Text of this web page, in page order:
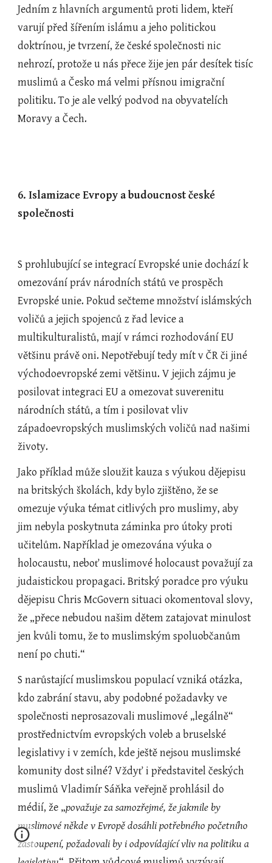
Jedním z hlavních argumentů proti lidem, kteří
varují před šířením islámu a jeho politickou
doktrínou, je tvrzení, že české společnosti nic
nehrozí, protože u nás přece žije jen pár desítek tisíc
muslimů a Česko má velmi přísnou imigrační
politiku. To je ale velký podvod na obyvatelích
Moravy a Čech.
6. Islamizace Evropy a budoucnost české
společnosti
S prohlubující se integrací Evropské unie dochází k
omezování práv národních států ve prospěch
Evropské unie. Pokud sečteme množství islámských
voličů a jejich spojenců z řad levice a
multikulturalistů, mají v rámci rozhodování EU
většinu právě oni. Nepotřebují tedy mít v ČR či jiné
východoevropské zemi většinu. V jejich zájmu je
posilovat integraci EU a omezovat suverenitu
národních států, a tím i posilovat vliv
západoevropských muslimských voličů nad našimi
životy.
Jako příklad může sloužit kauza s výukou dějepisu
na britských školách, kdy bylo zjištěno, že se
omezuje výuka témat citlivých pro muslimy, aby
jim nebyla poskytnuta záminka pro útoky proti
učitelům. Například je omezována výuka o
holocaustu, neboť muslimové holocaust považují za
judaistickou propagaci. Britský poradce pro výuku
dějepisu Chris McGovern situaci okomentoval slovy,
že „přece nebudou našim dětem zatajovat minulost
jen kvůli tomu, že to muslimským spoluobčanům
není po chuti.“
S narůstající muslimskou populací vzniká otázka,
kdo zabrání stavu, aby podobné požadavky ve
společnosti neprosazovali muslimové „legálně“
prostřednictvím evropských voleb a bruselské
legislativy i v zemích, kde ještě nejsou muslimské
komunity dost silné? Vždyť i představitel českých
muslimů Vladimír Sáňka veřejně prohlásil do
médií, že „považuje za samozřejmé, že jakmile by
muslimové někde v Evropě dosáhli potřebného početního
zastoupení, požadovali by i odpovídající vliv na politiku a